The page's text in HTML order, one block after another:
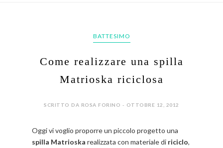
BATTESIMO
Come realizzare una spilla
Matrioska riciclosa
SCRITTO DA ROSA FORINO - OTTOBRE 12, 2012
Oggi vi voglio proporre un piccolo progetto una
spilla Matrioska realizzata con materiale di riciclo,